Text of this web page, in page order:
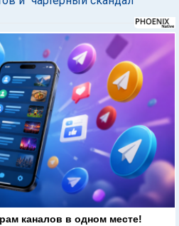
каналов в одном месте!